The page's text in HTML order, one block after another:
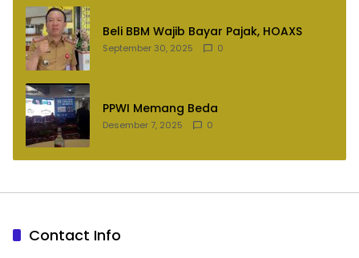
Beli BBM Wajib Bayar Pajak, HOAXS
September 30, 2025 0
PPWI Memang Beda
Desember 7, 2025 0
Contact Info